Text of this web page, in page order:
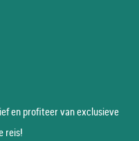
en profiteer van exclusieve
reis!